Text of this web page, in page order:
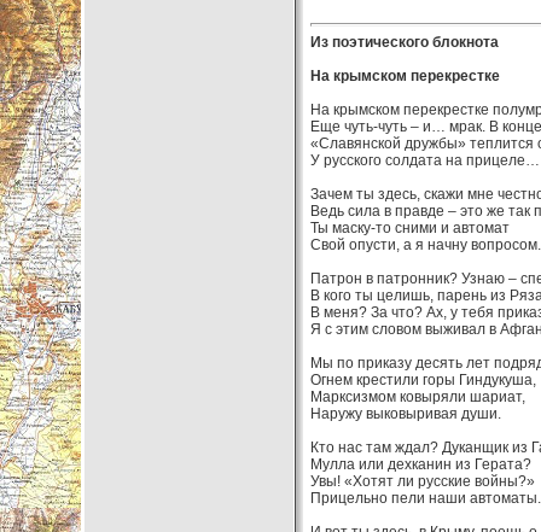
Из поэтического блокнота
На крымском перекрестке
На крымском перекрестке
Еще чуть-чуть – и… мрак. В
«Славянской дружбы» теплится
У русского солдата на прицеле…
Зачем ты здесь, скажи мне
Ведь сила в правде – это же так
Ты маску-то сними и автомат
Свой опусти, а я начну вопросом.
Патрон в патронник? Узнаю –
В кого ты целишь, парень из
В меня? За что? Ах, у тебя
Я с этим словом выживал в
Мы по приказу десять лет
Огнем крестили горы Гиндукуша,
Марксизмом ковыряли шариат,
Наружу выковыривая души.
Кто нас там ждал? Дуканщик из
Мулла или дехканин из Герата?
Увы! «Хотят ли русские войны?»
Прицельно пели наши автоматы.